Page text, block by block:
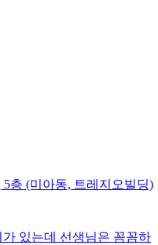
층 (미아동, 트레지오빌딩)
있는데 선생님은 꼼꼼하